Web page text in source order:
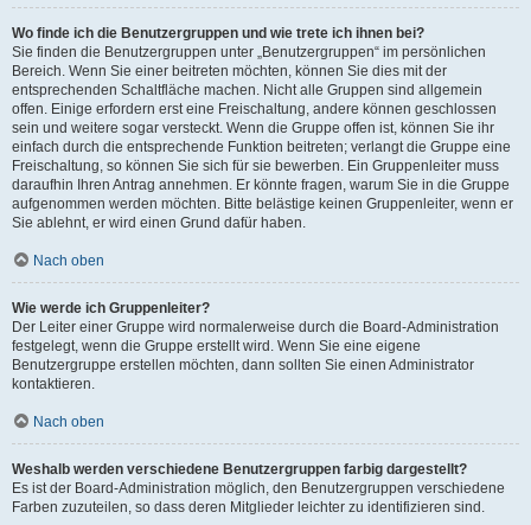
Wo finde ich die Benutzergruppen und wie trete ich ihnen bei?
Sie finden die Benutzergruppen unter „Benutzergruppen“ im persönlichen
Bereich. Wenn Sie einer beitreten möchten, können Sie dies mit der
entsprechenden Schaltfläche machen. Nicht alle Gruppen sind allgemein
offen. Einige erfordern erst eine Freischaltung, andere können geschlossen
sein und weitere sogar versteckt. Wenn die Gruppe offen ist, können Sie ihr
einfach durch die entsprechende Funktion beitreten; verlangt die Gruppe eine
Freischaltung, so können Sie sich für sie bewerben. Ein Gruppenleiter muss
daraufhin Ihren Antrag annehmen. Er könnte fragen, warum Sie in die Gruppe
aufgenommen werden möchten. Bitte belästige keinen Gruppenleiter, wenn er
Sie ablehnt, er wird einen Grund dafür haben.
Nach oben
Wie werde ich Gruppenleiter?
Der Leiter einer Gruppe wird normalerweise durch die Board-Administration
festgelegt, wenn die Gruppe erstellt wird. Wenn Sie eine eigene
Benutzergruppe erstellen möchten, dann sollten Sie einen Administrator
kontaktieren.
Nach oben
Weshalb werden verschiedene Benutzergruppen farbig dargestellt?
Es ist der Board-Administration möglich, den Benutzergruppen verschiedene
Farben zuzuteilen, so dass deren Mitglieder leichter zu identifizieren sind.